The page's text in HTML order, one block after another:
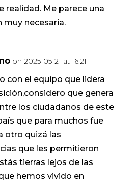
realidad. Me parece una
muy necesaria.
on 2025-05-21 at 16:21
con el equipo que lidera
que genera
los ciudadanos de este
que para muchos fue
otro quizá las
que les permitieron
tierras lejos de las
hemos vivido en